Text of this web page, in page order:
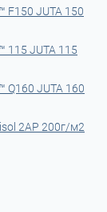
F150 JUTA 150
115 JUTA 115
JUTA 160
2AP 200г/м2